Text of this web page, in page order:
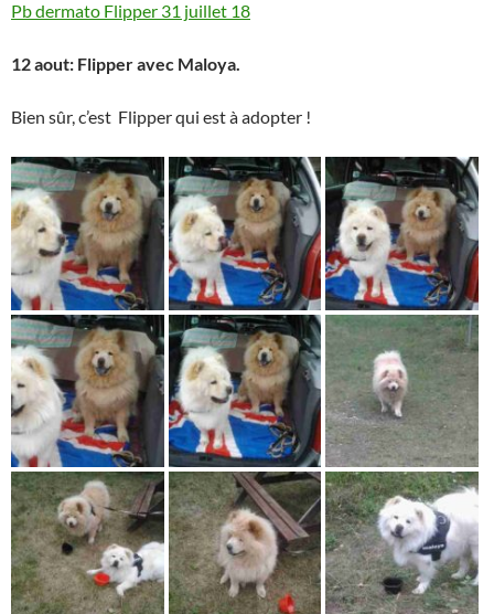
Pb dermato Flipper 31 juillet 18
12 aout: Flipper avec Maloya.
Bien sûr, c’est Flipper qui est à adopter !